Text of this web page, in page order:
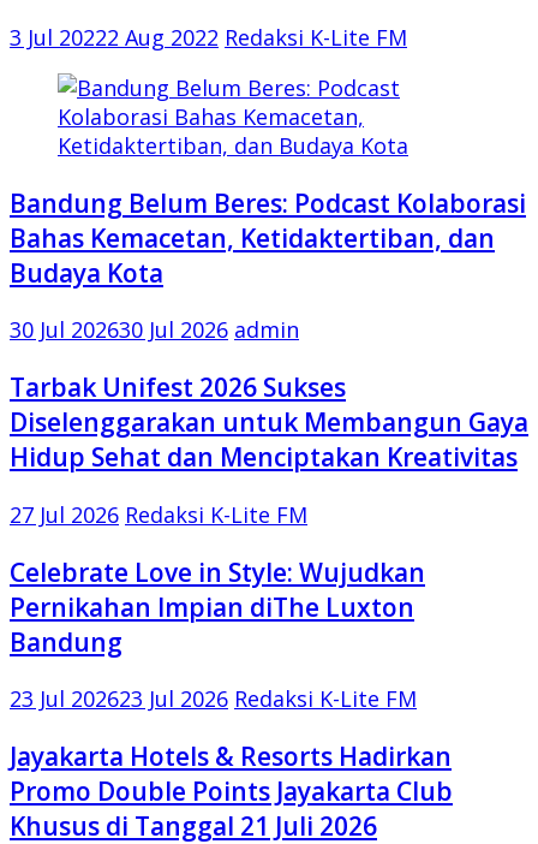
3 Jul 20222 Aug 2022 Redaksi K-Lite FM
Bandung Belum Beres: Podcast Kolaborasi
Bahas Kemacetan, Ketidaktertiban, dan
Budaya Kota
30 Jul 202630 Jul 2026 admin
Tarbak Unifest 2026 Sukses
Diselenggarakan untuk Membangun Gaya
Hidup Sehat dan Menciptakan Kreativitas
27 Jul 2026 Redaksi K-Lite FM
Celebrate Love in Style: Wujudkan
Pernikahan Impian diThe Luxton
Bandung
23 Jul 202623 Jul 2026 Redaksi K-Lite FM
Jayakarta Hotels & Resorts Hadirkan
Promo Double Points Jayakarta Club
Khusus di Tanggal 21 Juli 2026